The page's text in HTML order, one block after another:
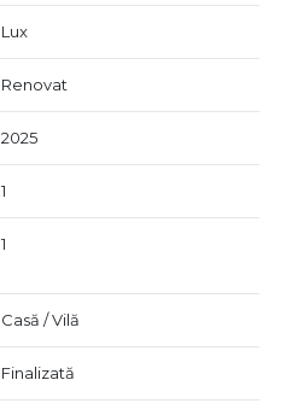
Lux
Renovat
2025
1
1
Casă / Vilă
Finalizată